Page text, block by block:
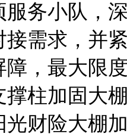
服务小队，
接需求，并
障，最大限
撑柱加固大
光财险大棚